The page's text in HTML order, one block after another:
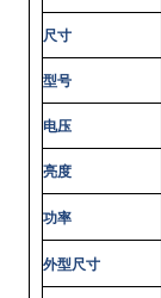
尺寸
型号
电压
亮度
功率
外型尺寸